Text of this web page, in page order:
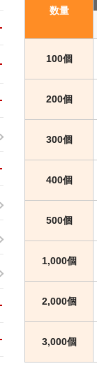
数量
100個
200個
300個
400個
500個
1,000個
2,000個
3,000個